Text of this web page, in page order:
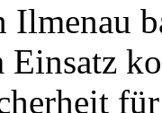
Einsatz